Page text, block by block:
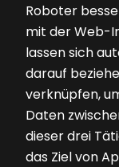
Roboter
mit der Web-
lassen sich
darauf
verknüpfen,
Daten
dieser drei
das Ziel von